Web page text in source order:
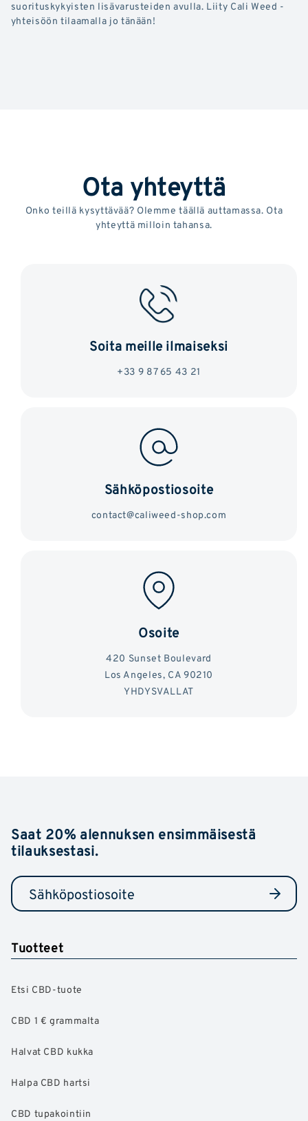
suorituskykyisten lisävarusteiden avulla. Liity Cali Weed -
yhteisöön tilaamalla jo tänään!
Ota yhteyttä
Onko teillä kysyttävää? Olemme täällä auttamassa. Ota
yhteyttä milloin tahansa.
Soita meille ilmaiseksi
+33 9 87 65 43 21
Sähköpostiosoite
contact@caliweed-shop.com
Osoite
420 Sunset Boulevard
Los Angeles, CA 90210
YHDYSVALLAT
Saat 20% alennuksen ensimmäisestä
tilauksestasi.
Tuotteet
Etsi CBD-tuote
CBD 1 € grammalta
Halvat CBD kukka
Halpa CBD hartsi
CBD tupakointiin